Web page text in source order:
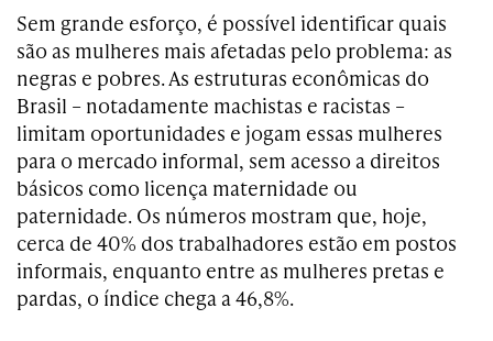
Sem grande esforço, é possível identificar quais
são as mulheres mais afetadas pelo problema: as
negras e pobres. As estruturas econômicas do
Brasil – notadamente machistas e racistas –
limitam oportunidades e jogam essas mulheres
para o mercado informal, sem acesso a direitos
básicos como licença maternidade ou
paternidade. Os números mostram que, hoje,
cerca de 40% dos trabalhadores estão em postos
informais, enquanto entre as mulheres pretas e
pardas, o índice chega a 46,8%.